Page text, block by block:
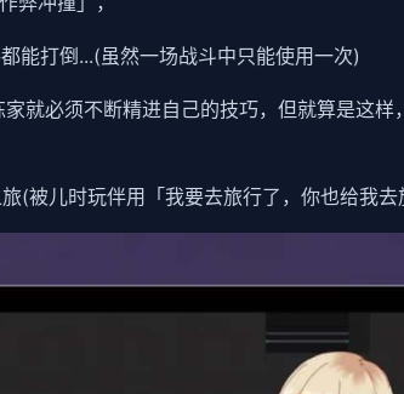
能打倒...(虽然一场战斗中只能使用一次)
就必须不断精进自己的技巧，但就算是这
(被儿时玩伴用「我要去旅行了，你也给我去